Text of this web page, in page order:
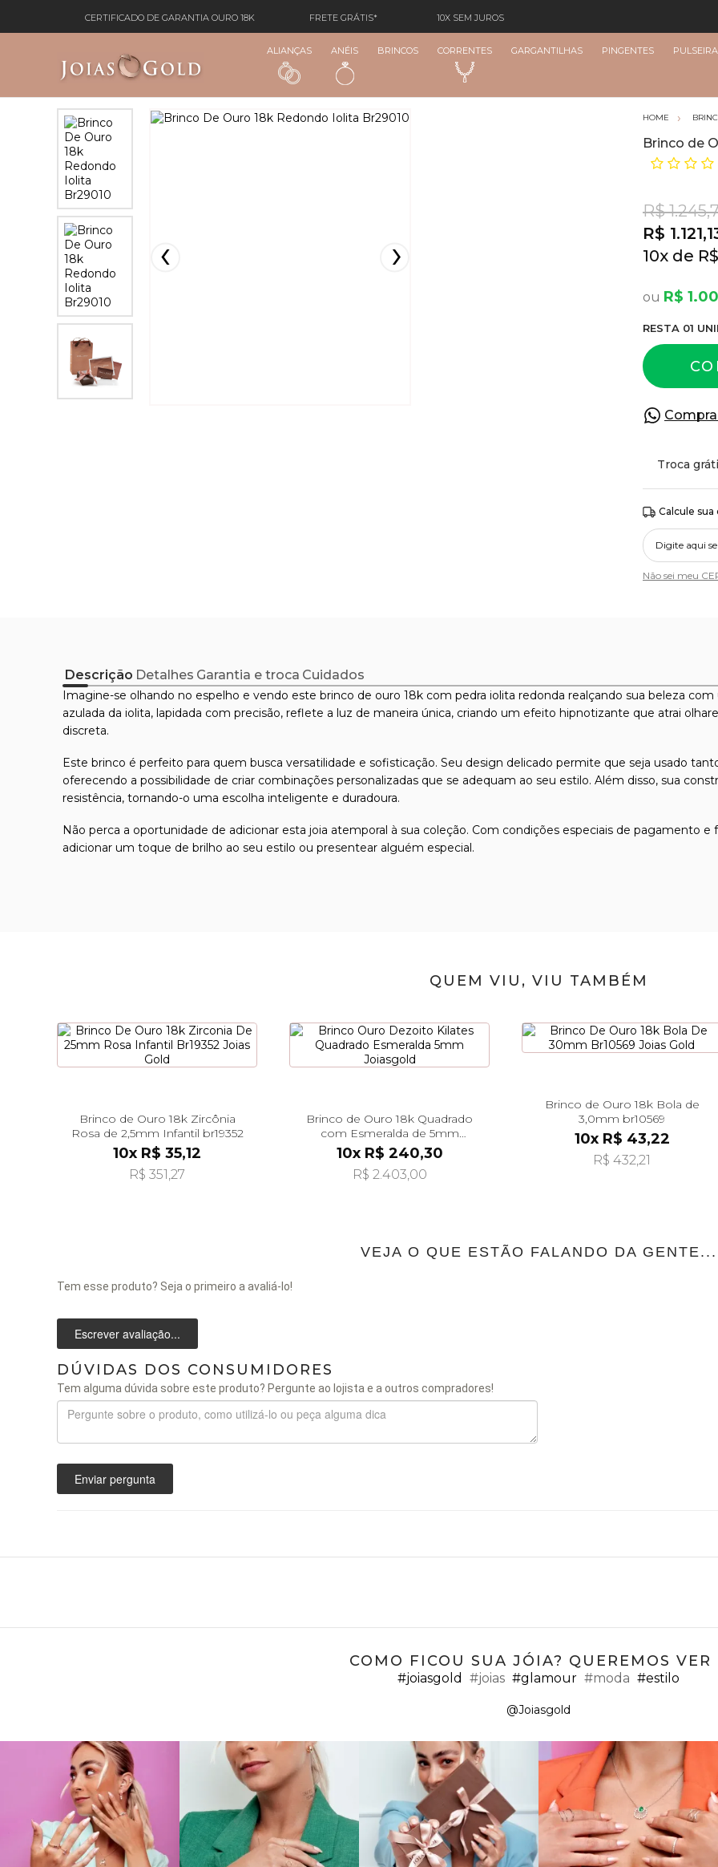
CERTIFICADO DE GARANTIA OURO 18K FRETE GRÁTIS* 10X SEM JUROS
ALIANÇAS ANÉIS BRINCOS CORRENTES GARGANTILHAS PINGENTES
Brinco de
R$
R$
10x
R$
RESTA 01
Troca
Calcule
Não sei meu
Descrição Detalhes Garantia e troca Cuidados
Imagine-se olhando no espelho e vendo este brinco de ouro 18k com pedra iolita redonda realçando sua beleza
azulada da iolita, lapidada com precisão, reflete a luz de maneira única, criando um efeito hipnotizante que atrai
discreta.
Este brinco é perfeito para quem busca versatilidade e sofisticação. Seu design delicado permite que seja usado
oferecendo a possibilidade de criar combinações personalizadas que se adequam ao seu estilo. Além disso, sua
resistência, tornando-o uma escolha inteligente e duradoura.
Não perca a oportunidade de adicionar esta joia atemporal à sua coleção. Com condições especiais de pagamento
adicionar um toque de brilho ao seu estilo ou presentear alguém especial.
QUEM VIU, VIU TAMBÉM
Brinco de Ouro 18k Zircônia
Rosa de 2,5mm Infantil br19352
10x R$ 35,12
R$ 351,27
Brinco de Ouro 18k Quadrado
com Esmeralda de 5mm
br29490
10x R$ 240,30
R$ 2.403,00
Brinco de Ouro 18k Bola de
3,0mm br10569
10x R$ 43,22
R$ 432,21
VEJA O QUE ESTÃO FALANDO DA GENTE...
Tem esse produto? Seja o primeiro a avaliá-lo!
Escrever avaliação...
DÚVIDAS DOS CONSUMIDORES
Tem alguma dúvida sobre este produto? Pergunte ao lojista e a outros compradores!
Enviar pergunta
COMO FICOU SUA JÓIA? QUEREMOS VER
#joiasgold #joias #glamour #moda #estilo
@Joiasgold